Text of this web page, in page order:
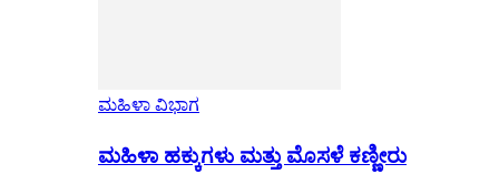
ಮಹಿಳಾ ವಿಭಾಗ
ಮಹಿಳಾ ಹಕ್ಕುಗಳು ಮತ್ತು ಮೊಸಳೆ ಕಣ್ಣೀರು